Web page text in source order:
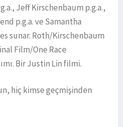
Jeff Kirschenbaum p.g.a.,
p.g.a. ve Samantha
sunar. Roth/Kirschenbaum
Film/One Race
Bir Justin Lin filmi.
hiç kimse geçmişinden